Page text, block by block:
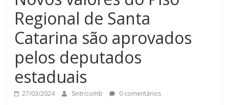
Regional de Santa
Catarina são aprovados
pelos deputados
estaduais
27/03/2024 Sintricomb 0 comentários